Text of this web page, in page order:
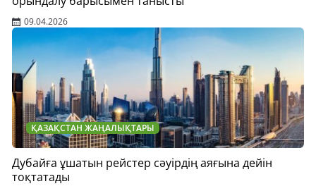
09.04.2026
ҚАЗАҚСТАН ЖАҢАЛЫҚТАРЫ
Дубайға ұшатын рейстер сәуірдің аяғына дейін
тоқтатады